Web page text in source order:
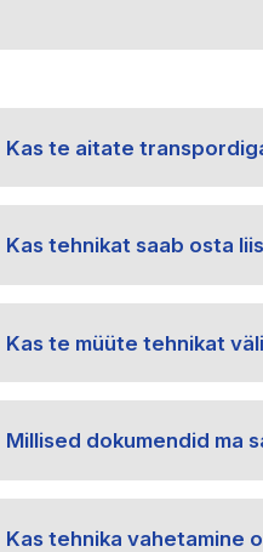
Kas te aitate
Kas tehnikat saab osta
Kas te müüte tehnikat
Millised dokumendid ma
Kas tehnika vahetamine